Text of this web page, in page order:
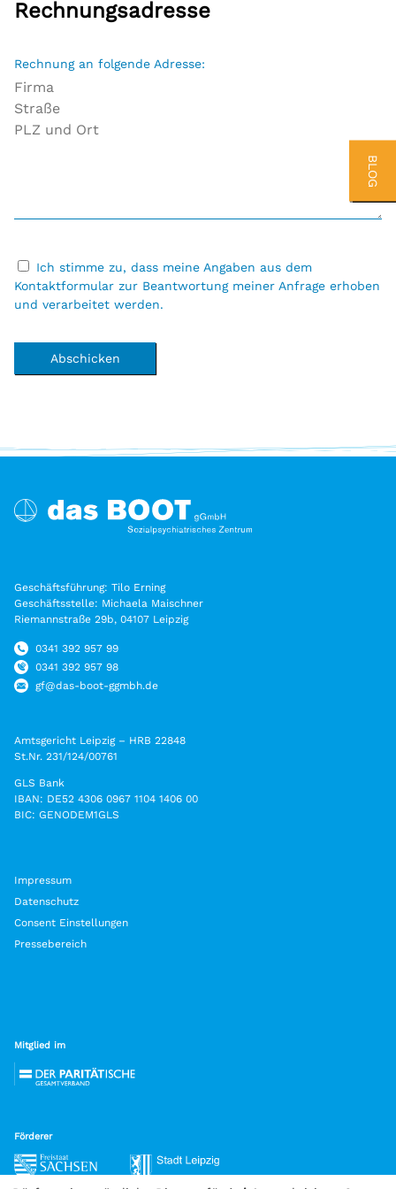
BLOG
Rechnungsadresse
Rechnung an folgende Adresse:
Ich stimme zu, dass meine Angaben aus dem
Kontaktformular zur Beantwortung meiner Anfrage erhoben
und verarbeitet werden.
Abschicken
Geschäftsführung: Tilo Erning
Geschäftsstelle: Michaela Maischner
Riemannstraße 29b, 04107 Leipzig
0341 392 957 99
0341 392 957 98
gf@das-boot-ggmbh.de
Amtsgericht Leipzig – HRB 22848
St.Nr. 231/124/00761
GLS Bank
IBAN: DE52 4306 0967 1104 1406 00
BIC: GENODEM1GLS
Impressum
Datenschutz
Consent Einstellungen
Pressebereich
Mitglied im
Förderer